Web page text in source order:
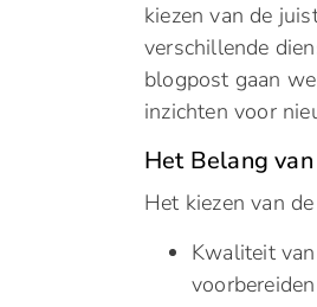
kiezen van de
verschillende
blogpost gaan
inzichten voor
Het Belang
Het kiezen van
Kwaliteit